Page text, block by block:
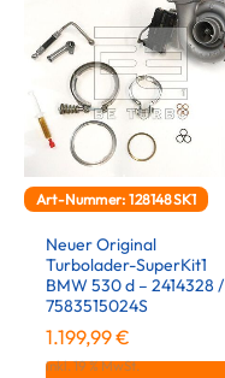
Art-Nummer: 128148SK1
Neuer Original
Turbolader-SuperKit1
BMW 530 d – 2414328 /
7583515024S
1.199,99€
inkl. 19 % MwSt.